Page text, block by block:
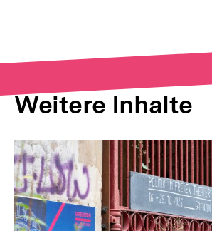
Weitere Inhalte
Inhaltskarousell
für
weitere
Inhalte
Inhaltskarussell
überspringen